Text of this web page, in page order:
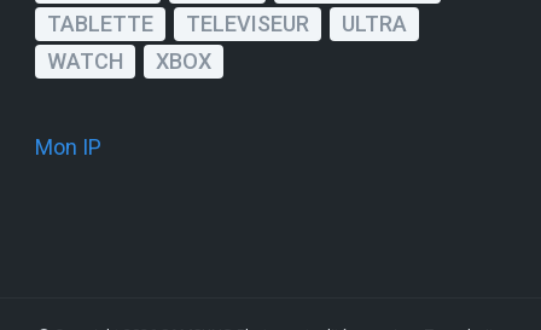
TABLETTE
TELEVISEUR
ULTRA
WATCH
XBOX
Mon IP